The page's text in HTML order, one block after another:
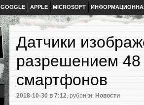
GOOGLE APPLE MICROSOFT
Датчики
разрешением
смартфонов
2018-10-30 в 7:12, рубрики: Новости